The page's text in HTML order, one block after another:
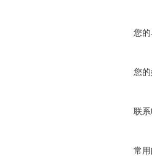
您的
您的
联系
常用